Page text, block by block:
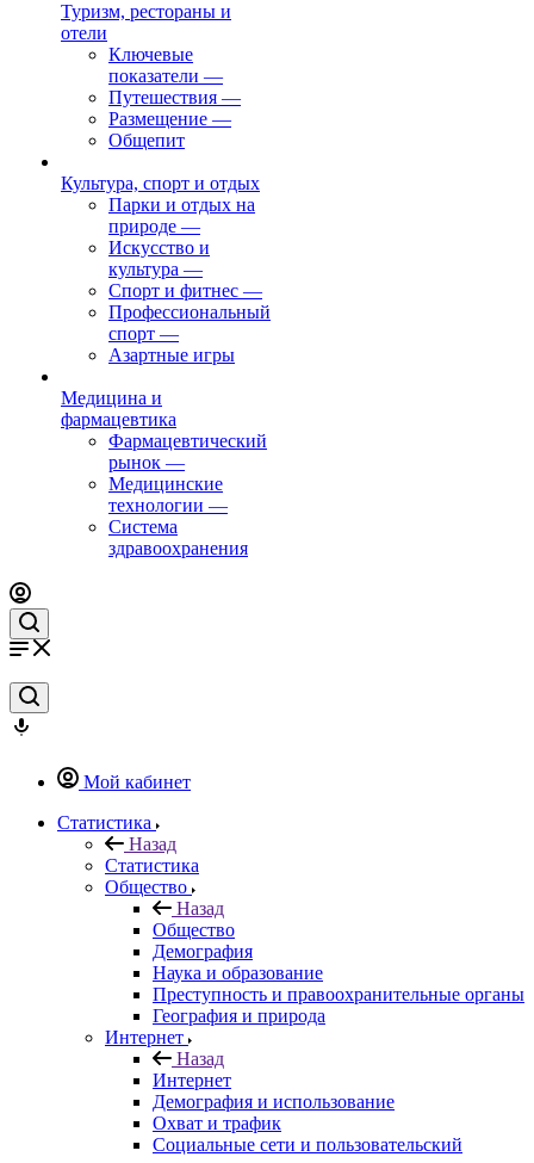
Туризм, рестораны и
отели
Ключевые
показатели —
Путешествия —
Размещение —
Общепит
Культура, спорт и отдых
Парки и отдых на
природе —
Искусство и
культура —
Спорт и фитнес —
Профессиональный
спорт —
Азартные игры
Медицина и
фармацевтика
Фармацевтический
рынок —
Медицинские
технологии —
Система
здравоохранения
Мой кабинет
Статистика
Назад
Статистика
Общество
Назад
Общество
Демография
Наука и образование
Преступность и правоохранительные органы
География и природа
Интернет
Назад
Интернет
Демография и использование
Охват и трафик
Социальные сети и пользовательский